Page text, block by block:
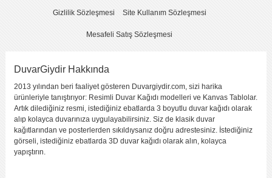
Yorumu Gönder
Gizlilik Sözleşmesi Site Kullanım Sözleşmesi
Mesafeli Satış Sözleşmesi
DuvarGiydir Hakkında
2013 yılından beri faaliyet gösteren Duvargiydir.com, sizi harika
ürünleriyle tanıştırıyor: Resimli Duvar Kağıdı modelleri ve Kanvas Tablolar.
Artık dilediğiniz resmi, istediğiniz ebatlarda 3 boyutlu duvar kağıdı olarak
alıp kolayca duvarınıza uygulayabilirsiniz. Siz de klasik duvar
kağıtlarından ve posterlerden sıkıldıysanız doğru adrestesiniz. İstediğiniz
görseli, istediğiniz ebatlarda 3D duvar kağıdı olarak alın, kolayca
yapıştırın.